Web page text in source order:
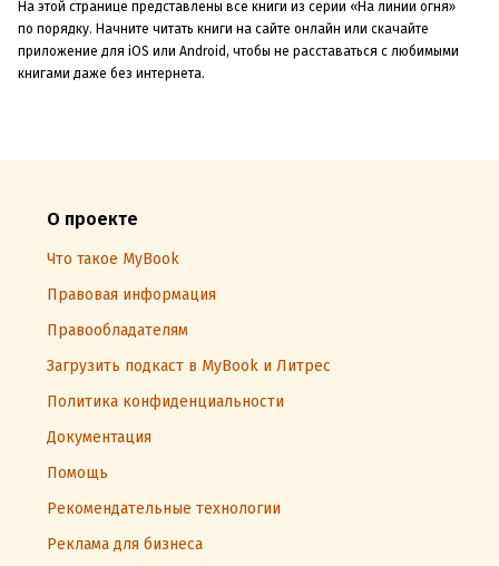
На этой странице представлены все книги из серии «На линии огня»
по порядку. Начните читать книги на сайте онлайн или скачайте
приложение для iOS или Android, чтобы не расставаться с любимыми
книгами даже без интернета.
О проекте
Что такое MyBook
Правовая информация
Правообладателям
Загрузить подкаст в MyBook и Литрес
Политика конфиденциальности
Документация
Помощь
Рекомендательные технологии
Реклама для бизнеса